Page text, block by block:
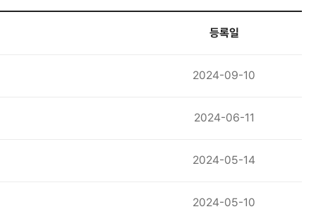
등록일
2024-09-10
2024-06-11
2024-05-14
2024-05-10